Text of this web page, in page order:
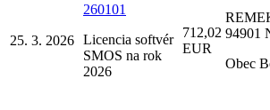
25. 3. 2026
260101
Licencia softvér
SMOS na rok
2026
712,02
EUR
94901
Obec